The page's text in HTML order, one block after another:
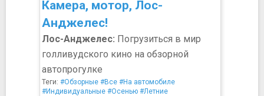
Камера, мотор, Лос-
Анджелес!
Лос-Анджелес: Погрузиться в мир
голливудского кино на обзорной
автопрогулке
Теги: #Обзорные #Все #На автомобиле
#Индивидуальные #Осенью #Летние